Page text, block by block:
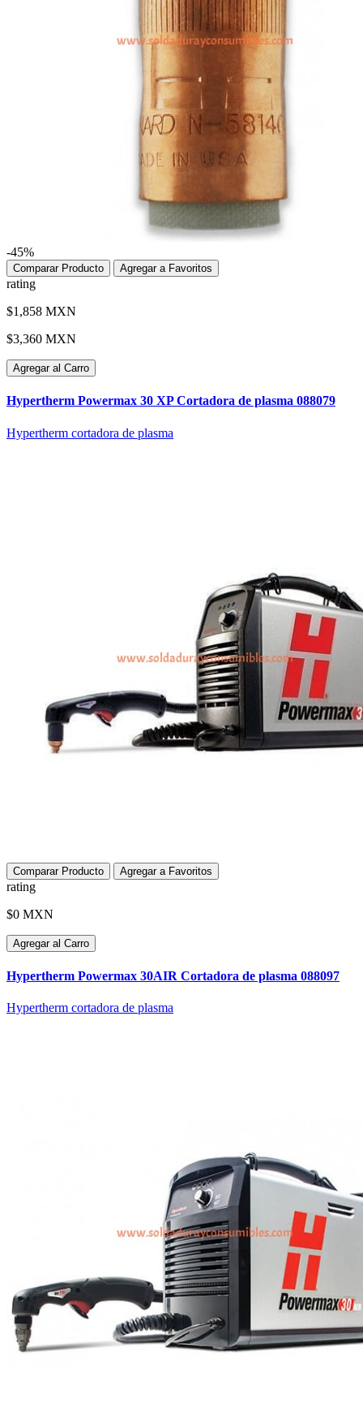
-45%
Comparar Producto Agregar a Favoritos
rating
$1,858 MXN
$3,360 MXN
Agregar al Carro
Hypertherm Powermax 30 XP Cortadora de plasma 088079
Hypertherm cortadora de plasma
Comparar Producto Agregar a Favoritos
rating
$0 MXN
Agregar al Carro
Hypertherm Powermax 30AIR Cortadora de plasma 088097
Hypertherm cortadora de plasma